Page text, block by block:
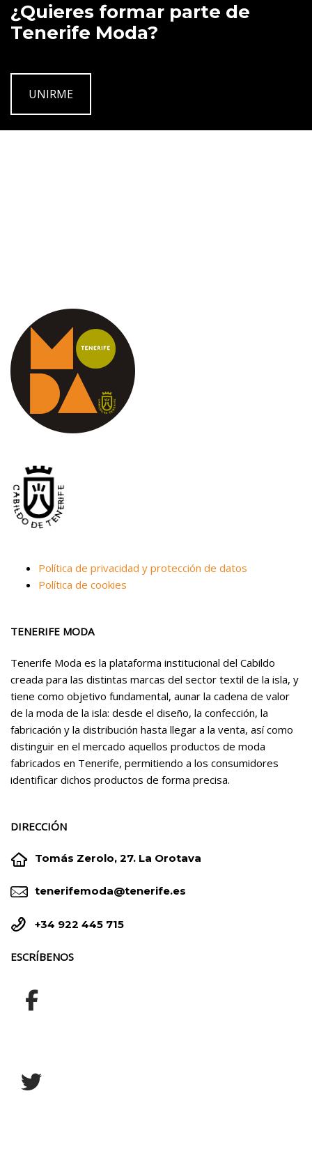
¿Quieres formar parte de
Tenerife Moda?
UNIRME
Política de privacidad y protección de datos
Política de cookies
TENERIFE MODA
Tenerife Moda es la plataforma institucional del Cabildo
creada para las distintas marcas del sector textil de la isla, y
tiene como objetivo fundamental, aunar la cadena de valor
de la moda de la isla: desde el diseño, la confección, la
fabricación y la distribución hasta llegar a la venta, así como
distinguir en el mercado aquellos productos de moda
fabricados en Tenerife, permitiendo a los consumidores
identificar dichos productos de forma precisa.
DIRECCIÓN

 Tomás Zerolo, 27. La Orotava

 tenerifemoda@tenerife.es

 +34 922 445 715
ESCRÍBENOS